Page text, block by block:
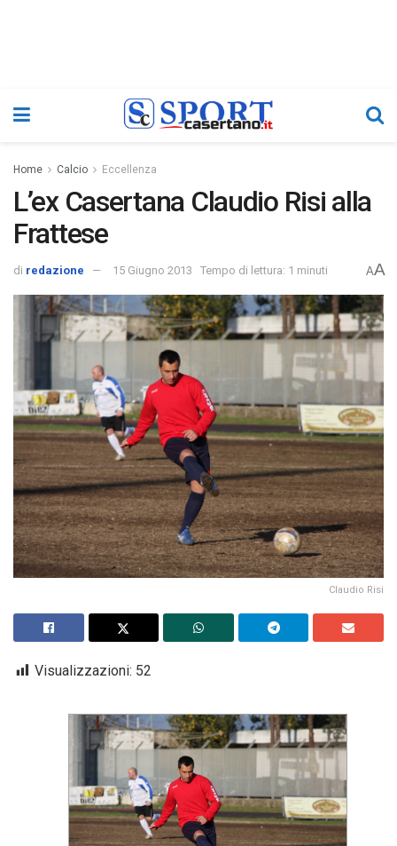
Home Calcio Eccellenza
L’ex Casertana Claudio Risi alla
Frattese
di redazione 15 Giugno 2013 Tempo di lettura: 1 minuti AA
Claudio Risi
Visualizzazioni: 52